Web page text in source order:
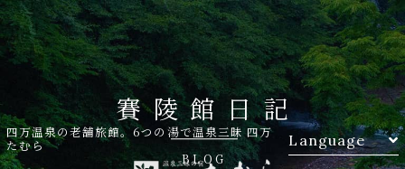
四万温泉の老舗旅館。6つの湯で温泉三昧 四万
たむら
Language
賽陵館日記
BLOG